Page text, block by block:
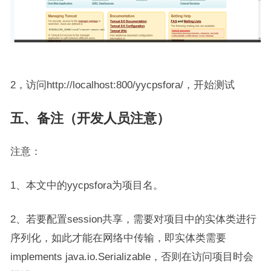
2，访问http://localhost:800/yycpsfora/，开始测试
五、备注（开发人员注意）
注意：
1、本文中的yycpsfora为项目名。
2、若要配置session共享，需要对项目中的实体类进行
序列化，如此才能在网络中传输，即实体类需要
implements java.io.Serializable，否则在访问项目时会